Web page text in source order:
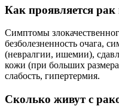
Как проявляется
Симптомы
безболезненность очага,
(невралгии, ишемии),
кожи (при больших
слабость, гипертермия.
Сколько живут с